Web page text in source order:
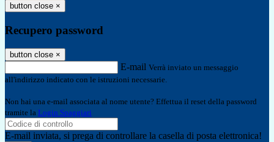
button close ×
Recupero password
button close ×
E-mail Verrà inviato un messaggio
all'indirizzo indicato con le istruzioni necessarie.
Non hai una e-mail associata al nome utente? Effettua il reset della password
tramite la Login Spaggiari
E-mail inviata, si prega di controllare la casella di posta elettronica!